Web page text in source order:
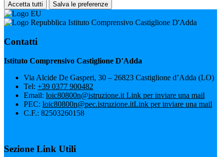
Accetta tutti Salva le preferenze
Istituto Comprensivo Castiglione D'Adda
Contatti
Istituto Comprensivo Castiglione D'Adda
Via Alcide De Gasperi, 30 – 26823 Castiglione d’Adda (LO)
Tel: +39 0377 900482
Email: loic80800n@istruzione.it Link per inviare una mail
PEC: loic80800n@pec.istruzione.itLink per inviare una mail
C.F.: 82503260158
Sezione Link Utili